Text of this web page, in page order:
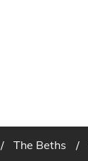
/ The Beths /